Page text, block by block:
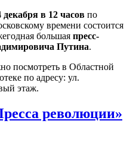
декабря в 12 часов по
времени состоится
большая пресс-
Путина.
посмотреть в Областной
по адресу: ул.
этаж.
революции»